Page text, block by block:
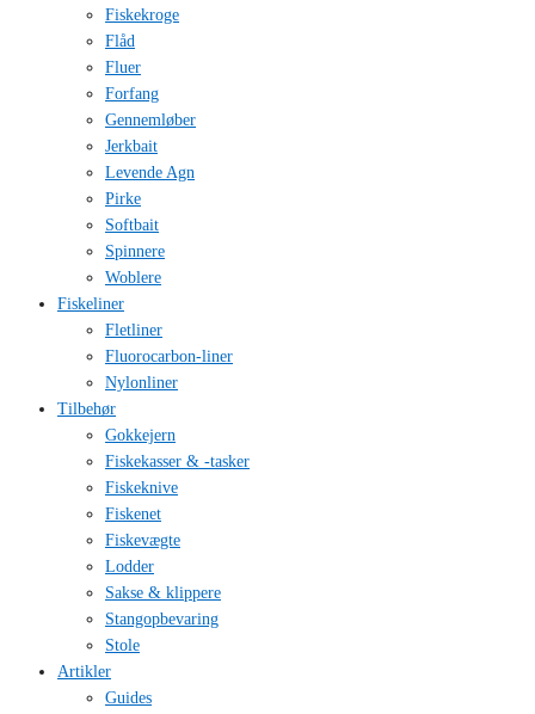
Fiskekroge
Flåd
Fluer
Forfang
Gennemløber
Jerkbait
Levende Agn
Pirke
Softbait
Spinnere
Woblere
Fiskeliner
Fletliner
Fluorocarbon-liner
Nylonliner
Tilbehør
Gokkejern
Fiskekasser & -tasker
Fiskeknive
Fiskenet
Fiskevægte
Lodder
Sakse & klippere
Stangopbevaring
Stole
Artikler
Guides